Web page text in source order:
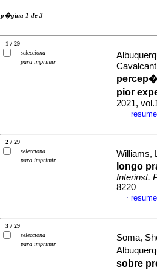
p�gina 1 de 3
1 / 29
selecciona
para imprimir
pior
2021,
·
2 / 29
selecciona
para imprimir
Williams,
longo
Interinst.
8220
·
3 / 29
selecciona
para imprimir
Soma,
sobre